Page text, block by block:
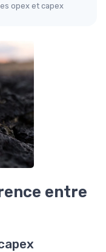
opex et capex
entre